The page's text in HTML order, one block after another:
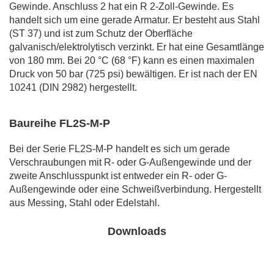
Gewinde. Anschluss 2 hat ein R 2-Zoll-Gewinde. Es
handelt sich um eine gerade Armatur. Er besteht aus Stahl
(ST 37) und ist zum Schutz der Oberfläche
galvanisch/elektrolytisch verzinkt. Er hat eine Gesamtlänge
von 180 mm. Bei 20 °C (68 °F) kann es einen maximalen
Druck von 50 bar (725 psi) bewältigen. Er ist nach der EN
10241 (DIN 2982) hergestellt.
Baureihe FL2S-M-P
Bei der Serie FL2S-M-P handelt es sich um gerade
Verschraubungen mit R- oder G-Außengewinde und der
zweite Anschlusspunkt ist entweder ein R- oder G-
Außengewinde oder eine Schweißverbindung. Hergestellt
aus Messing, Stahl oder Edelstahl.
Downloads